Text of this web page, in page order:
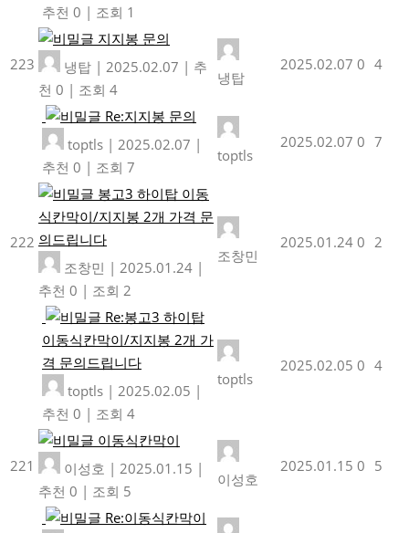
추천 0 | 조회 1
223
지지봉 문의
냉탑 | 2025.02.07 | 추
천 0 | 조회 4
냉탑
2025.02.07 0 4
Re:지지봉 문의
toptls | 2025.02.07 |
추천 0 | 조회 7
toptls
2025.02.07 0 7
222
봉고3 하이탑 이동
식칸막이/지지봉 2개 가격 문
의드립니다
조창민 | 2025.01.24 |
추천 0 | 조회 2
조창민
2025.01.24 0 2
Re:봉고3 하이탑
이동식칸막이/지지봉 2개 가
격 문의드립니다
toptls | 2025.02.05 |
추천 0 | 조회 4
toptls
2025.02.05 0 4
221
이동식칸막이
이성호 | 2025.01.15 |
추천 0 | 조회 5
이성호
2025.01.15 0 5
Re:이동식칸막이